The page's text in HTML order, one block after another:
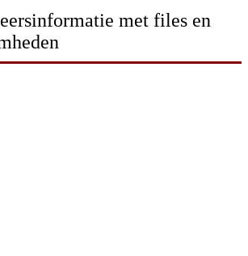
met files en